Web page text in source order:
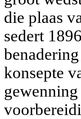
die plaas
sedert
konsepte